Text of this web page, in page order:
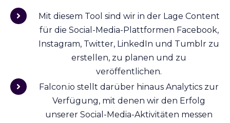
Mit diesem Tool sind wir in der Lage Content
für die Social-Media-Plattformen Facebook,
Instagram, Twitter, LinkedIn und Tumblr zu
erstellen, zu planen und zu
veröffentlichen.
Falcon.io stellt darüber hinaus Analytics zur
Verfügung, mit denen wir den Erfolg
unserer Social-Media-Aktivitäten messen